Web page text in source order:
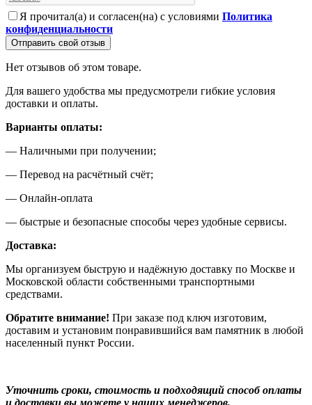
Я прочитал(а) и согласен(на) с условиями Политика
конфиденциальности
Отправить свой отзыв
Нет отзывов об этом товаре.
Для вашего удобства мы предусмотрели гибкие условия
доставки и оплаты.
Варианты оплаты:
— Наличными при получении;
— Перевод на расчётный счёт;
— Онлайн-оплата
— быстрые и безопасные способы через удобные сервисы.
Доставка:
Мы организуем быструю и надёжную доставку по Москве и
Московской области собственными транспортными
средствами.
Обратите внимание! При заказе под ключ изготовим,
доставим и установим понравившийся вам памятник в любой
населенный пункт России.
Уточнить сроки, стоимость и подходящий способ оплаты
и доставки вы можете у наших менеджеров.